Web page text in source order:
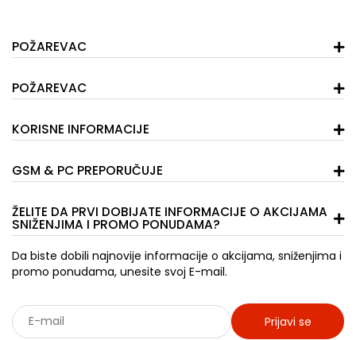
POŽAREVAC
POŽAREVAC
KORISNE INFORMACIJE
GSM & PC PREPORUČUJE
ŽELITE DA PRVI DOBIJATE INFORMACIJE O AKCIJAMA
SNIŽENJIMA I PROMO PONUDAMA?
Da biste dobili najnovije informacije o akcijama, sniženjima i
promo ponudama, unesite svoj E-mail.
Prijavi se